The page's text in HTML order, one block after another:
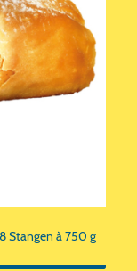
Stangen à 750 g